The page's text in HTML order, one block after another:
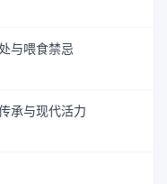
与喂食禁忌
承与现代活力